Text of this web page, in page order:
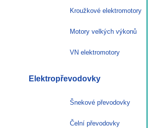
Kroužkové elektromotory
Motory velkých výkonů
VN elektromotory
Elektropřevodovky
Šnekové převodovky
Čelní převodovky